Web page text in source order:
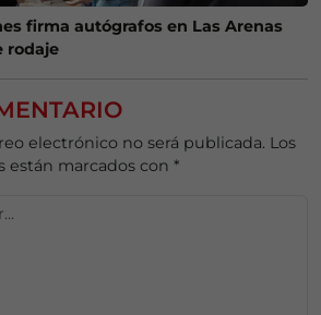
firma autógrafos en Las Arenas
rodaje
electrónico no será publicada. Los
están marcados con *